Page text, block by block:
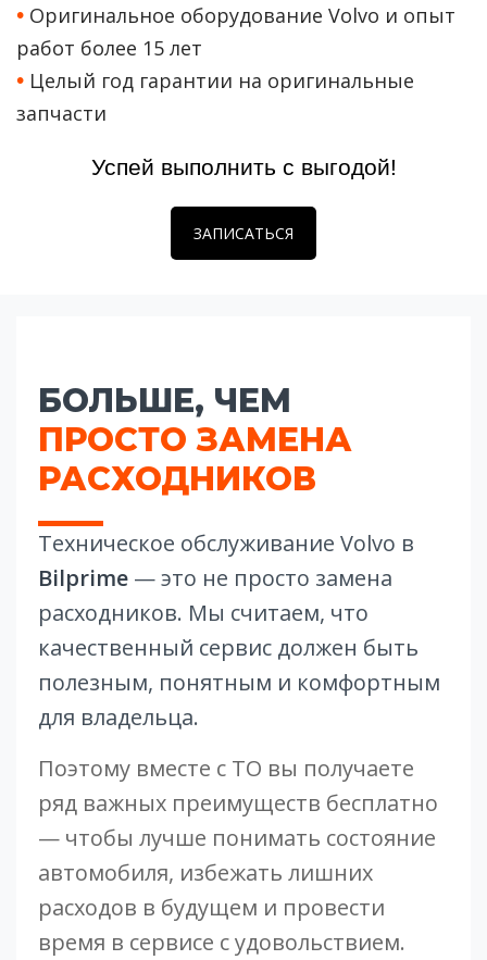
• Оригинальное оборудование Volvo и опыт
работ более 15 лет
• Целый год гарантии на оригинальные
запчасти
Успей выполнить с выгодой!
ЗАПИСАТЬСЯ
БОЛЬШЕ, ЧЕМ
ПРОСТО ЗАМЕНА
РАСХОДНИКОВ
Техническое обслуживание Volvo в
Bilprime — это не просто замена
расходников. Мы считаем, что
качественный сервис должен быть
полезным, понятным и комфортным
для владельца.
Поэтому вместе с ТО вы получаете
ряд важных преимуществ бесплатно
— чтобы лучше понимать состояние
автомобиля, избежать лишних
расходов в будущем и провести
время в сервисе с удовольствием.